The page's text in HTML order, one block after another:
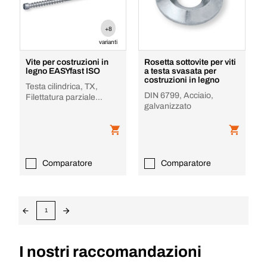
+8
varianti
Vite per costruzioni in
legno EASYfast ISO
Testa cilindrica, TX,
Filettatura parziale
Comparatore
Rosetta sottovite per viti
a testa svasata per
costruzioni in legno
DIN 6799, Acciaio,
galvanizzato
Comparatore
1
I nostri raccomandazioni